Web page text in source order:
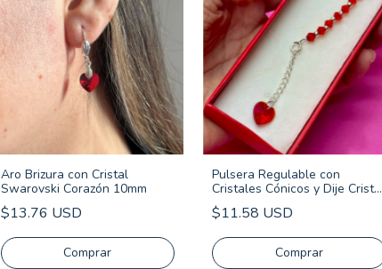
Aro Brizura con Cristal
Swarovski Corazón 10mm
$13.76 USD
Pulsera Regulable con
Cristales Cónicos y Dije Cristal
Corazón - Plata 925
$11.58 USD
Comprar